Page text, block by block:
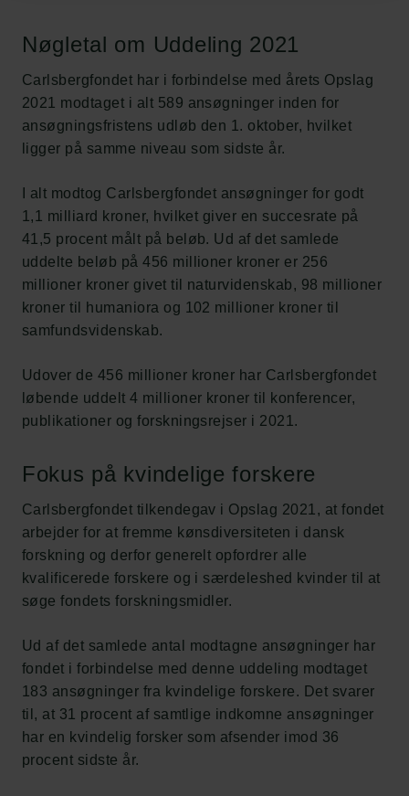
Nøgletal om Uddeling 2021
Carlsbergfondet har i forbindelse med årets Opslag
2021 modtaget i alt 589 ansøgninger inden for
ansøgningsfristens udløb den 1. oktober, hvilket
ligger på samme niveau som sidste år.
I alt modtog Carlsbergfondet ansøgninger for godt
1,1 milliard kroner, hvilket giver en succesrate på
41,5 procent målt på beløb. Ud af det samlede
uddelte beløb på 456 millioner kroner er 256
millioner kroner givet til naturvidenskab, 98 millioner
kroner til humaniora og 102 millioner kroner til
samfundsvidenskab.
Udover de 456 millioner kroner har Carlsbergfondet
løbende uddelt 4 millioner kroner til konferencer,
publikationer og forskningsrejser i 2021.
Fokus på kvindelige forskere
Carlsbergfondet tilkendegav i Opslag 2021, at fondet
arbejder for at fremme kønsdiversiteten i dansk
forskning og derfor generelt opfordrer alle
kvalificerede forskere og i særdeleshed kvinder til at
søge fondets forskningsmidler.
Ud af det samlede antal modtagne ansøgninger har
fondet i forbindelse med denne uddeling modtaget
183 ansøgninger fra kvindelige forskere. Det svarer
til, at 31 procent af samtlige indkomne ansøgninger
har en kvindelig forsker som afsender imod 36
procent sidste år.